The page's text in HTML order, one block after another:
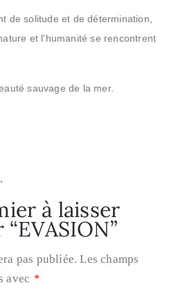
de solitude et de détermination,
et l’humanité se rencontrent
sauvage de la mer.
à laisser
pas publiée. Les champs
avec *